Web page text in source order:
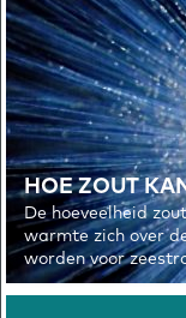
HOE ZOUT
De hoeveelheid
warmte zich over
worden voor